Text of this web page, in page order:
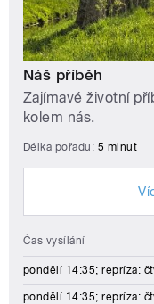
Náš příběh
Zajímavé životní
kolem nás.
Délka pořadu: 5 minut
Čas vysílání
pondělí 14:35; repríza:
pondělí 14:35; repríza: